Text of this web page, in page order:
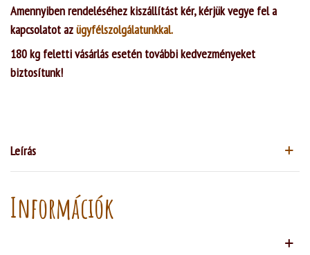
Amennyiben rendeléséhez kiszállítást kér, kérjük vegye fel a
kapcsolatot azügyfélszolgálatunkkal.
180 kg feletti vásárlás esetén további kedvezményeket
biztosítunk!
Leírás
Információk